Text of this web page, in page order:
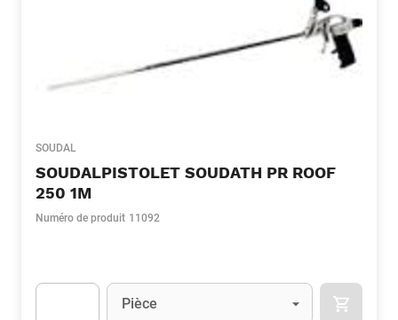
SOUDAL
SOUDALPISTOLET SOUDATH PR ROOF
250 1M
Numéro de produit 11092
Unité
Pièce